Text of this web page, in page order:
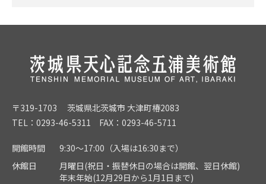
〒319-1703 茨城県北茨城市 大津町椿2083
TEL：0293-46-5311 FAX：0293-46-5711
開館時間
9:30～17:00（入場は16:30まで）
休館日
月曜日(祝日・振替休日の場合は開館、翌日休館)
年末年始(12月29日から1月1日まで)